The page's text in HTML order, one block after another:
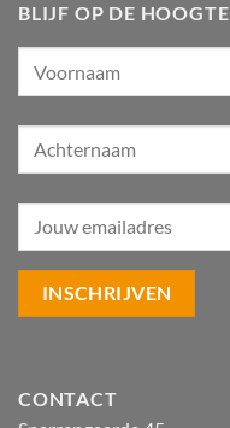
BLIJF OP DE HOOGTE
CONTACT